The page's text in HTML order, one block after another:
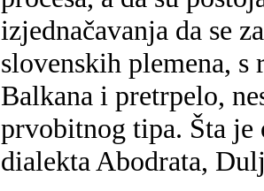
izjednačavanja da se
slovenskih plemena,
Balkana i pretrpelo,
prvobitnog tipa. Šta je
dialekta Abodrata,